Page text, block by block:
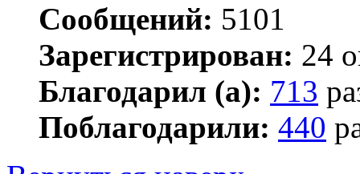
Сообщений: 5101
Зарегистрирован: 24
Благодарил (а): 713
Поблагодарили: 440